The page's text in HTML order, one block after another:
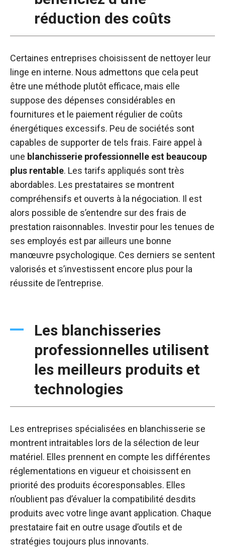
réduction des coûts
Certaines entreprises choisissent de nettoyer leur
linge en interne. Nous admettons que cela peut
être une méthode plutôt efficace, mais elle
suppose des dépenses considérables en
fournitures et le paiement régulier de coûts
énergétiques excessifs. Peu de sociétés sont
capables de supporter de tels frais. Faire appel à
une blanchisserie professionnelle est beaucoup
plus rentable. Les tarifs appliqués sont très
abordables. Les prestataires se montrent
compréhensifs et ouverts à la négociation. Il est
alors possible de s’entendre sur des frais de
prestation raisonnables. Investir pour les tenues de
ses employés est par ailleurs une bonne
manœuvre psychologique. Ces derniers se sentent
valorisés et s’investissent encore plus pour la
réussite de l’entreprise.
Les blanchisseries
professionnelles utilisent
les meilleurs produits et
technologies
Les entreprises spécialisées en blanchisserie se
montrent intraitables lors de la sélection de leur
matériel. Elles prennent en compte les différentes
réglementations en vigueur et choisissent en
priorité des produits écoresponsables. Elles
n’oublient pas d’évaluer la compatibilité desdits
produits avec votre linge avant application. Chaque
prestataire fait en outre usage d’outils et de
stratégies toujours plus innovants.